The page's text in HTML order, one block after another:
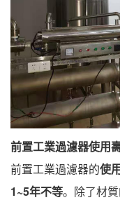
前置工業過濾器使用
前置工業過濾器的使
1~5年不等。除了材